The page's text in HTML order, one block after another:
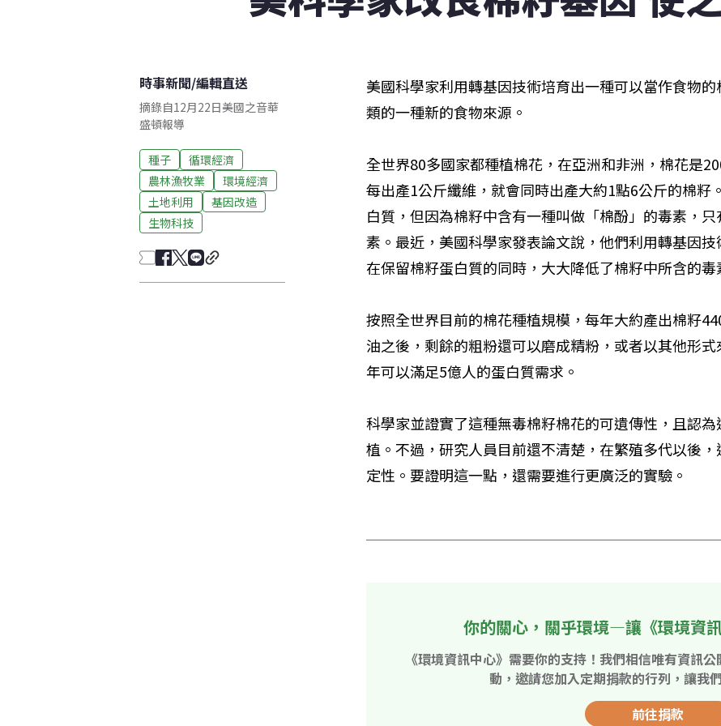
時事新聞/編輯直送
摘錄自12月22日美國之音華
盛頓報導
種子
循環經濟
農林漁牧業
環境經濟
土地利用
基因改造
生物科技
美國科學家利用轉基因技術培育出一種可以當作食物
類的一種新的食物來源。
全世界80多國家都種植棉花，在亞洲和非洲，棉花是
每出產1公斤纖維，就會同時出產大約1點6公斤的棉籽
白質，但因為棉籽中含有一種叫做「棉酚」的毒素，
素。最近，美國科學家發表論文說，他們利用轉基因
在保留棉籽蛋白質的同時，大大降低了棉籽中所含的毒
按照全世界目前的棉花種植規模，每年大約產出棉籽
油之後，剩餘的粗粉還可以磨成精粉，或者以其他形
年可以滿足5億人的蛋白質需求。
科學家並證實了這種無毒棉籽棉花的可遺傳性，且認
植。不過，研究人員目前還不清楚，在繁殖多代以後
定性。要證明這一點，還需要進行更廣泛的實驗。
你的關心，關乎環境—讓《環境資
《環境資訊中心》需要你的支持！我們相信唯有資訊
動，邀請您加入定期捐款的行列，讓我
前往捐款